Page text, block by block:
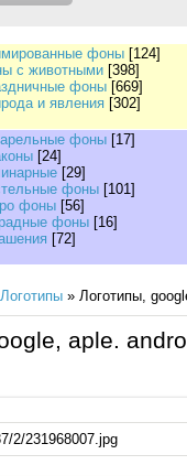
фоны [124]
с животными [398]
фоны [669]
и явления [302]
фоны [17]
[24]
[29]
фоны [101]
фоны [56]
фоны [16]
[72]
Логотипы » Логотипы,
aple.